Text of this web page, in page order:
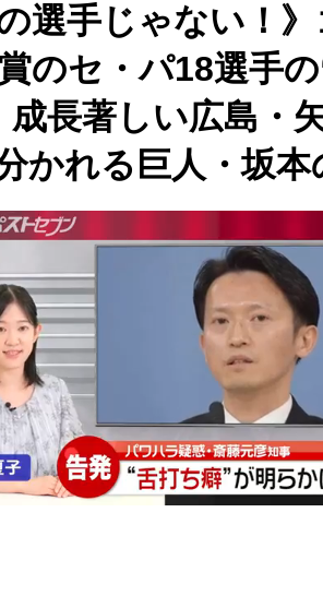
選手じゃない！
のセ・パ18選手
長著しい広島・
かれる巨人・坂本